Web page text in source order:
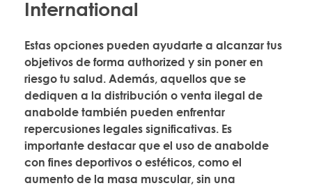
International
Estas opciones pueden ayudarte a alcanzar tus
objetivos de forma authorized y sin poner en
riesgo tu salud. Además, aquellos que se
dediquen a la distribución o venta ilegal de
anabolde también pueden enfrentar
repercusiones legales significativas. Es
importante destacar que el uso de anabolde
con fines deportivos o estéticos, como el
aumento de la masa muscular, sin una